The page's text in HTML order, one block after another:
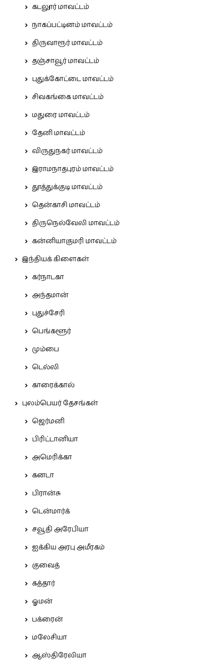
கடலூர் மாவட்டம்
நாகப்பட்டினம் மாவட்டம்
திருவாரூர் மாவட்டம்
தஞ்சாவூர் மாவட்டம்
புதுக்கோட்டை மாவட்டம்
சிவகங்கை மாவட்டம்
மதுரை மாவட்டம்
தேனி மாவட்டம்
விருதுநகர் மாவட்டம்
இராமநாதபுரம் மாவட்டம்
தூத்துக்குடி மாவட்டம்
தென்காசி மாவட்டம்
திருநெல்வேலி மாவட்டம்
கன்னியாகுமரி மாவட்டம்
இந்தியக் கிளைகள்
கர்நாடகா
அந்தமான்
புதுச்சேரி
பெங்களூர்
மும்பை
டெல்லி
காரைக்கால்
புலம்பெயர் தேசங்கள்
ஜெர்மனி
பிரிட்டானியா
அமெரிக்கா
கனடா
பிரான்சு
டென்மார்க்
சவூதி அரேபியா
ஐக்கிய அரபு அமீரகம்
குவைத்
கத்தார்
ஓமன்
பக்ரைன்
மலேசியா
ஆஸ்திரேலியா